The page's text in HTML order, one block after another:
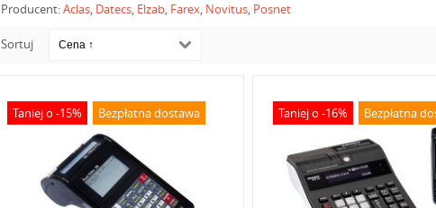
Producent:Aclas, Datecs, Elzab, Farex, Novitus, Posnet
Sortuj
Taniej o -15% Bezpłatna dostawa Taniej o -16% Bezpłatna